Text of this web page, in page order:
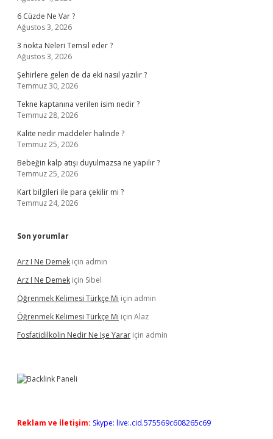
6 Cüzde Ne Var ?
Ağustos 3, 2026
3 nokta Neleri Temsil eder ?
Ağustos 3, 2026
Şehirlere gelen de da eki nasıl yazılır ?
Temmuz 30, 2026
Tekne kaptanına verilen isim nedir ?
Temmuz 28, 2026
Kalite nedir maddeler halinde ?
Temmuz 25, 2026
Bebeğin kalp atışı duyulmazsa ne yapılır ?
Temmuz 25, 2026
Kart bilgileri ile para çekilir mi ?
Temmuz 24, 2026
Son yorumlar
Arz I Ne Demek için admin
Arz I Ne Demek için Sibel
Öğrenmek Kelimesi Türkçe Mi için admin
Öğrenmek Kelimesi Türkçe Mi için Alaz
Fosfatidilkolin Nedir Ne Işe Yarar için admin
Reklam ve İletişim: Skype: live:.cid.575569c608265c69